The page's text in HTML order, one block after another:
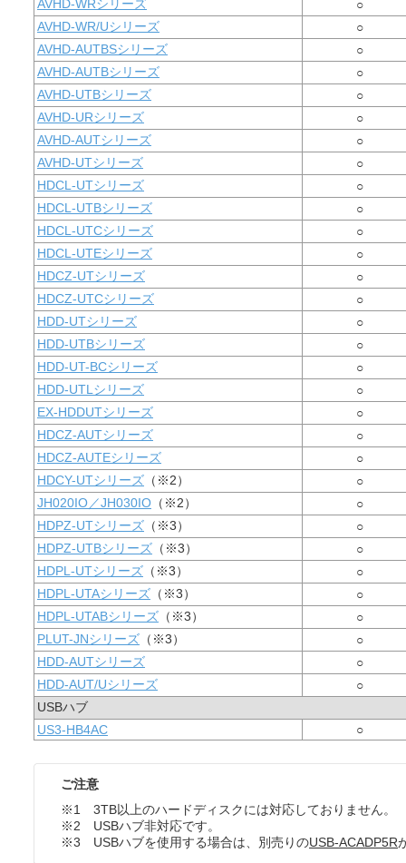
AVHD-WRシリーズ
○
AVHD-WR/Uシリーズ
○
AVHD-AUTBSシリーズ
○
AVHD-AUTBシリーズ
○
AVHD-UTBシリーズ
○
AVHD-URシリーズ
○
AVHD-AUTシリーズ
○
AVHD-UTシリーズ
○
HDCL-UTシリーズ
○
HDCL-UTBシリーズ
○
HDCL-UTCシリーズ
○
HDCL-UTEシリーズ
○
HDCZ-UTシリーズ
○
HDCZ-UTCシリーズ
○
HDD-UTシリーズ
○
HDD-UTBシリーズ
○
HDD-UT-BCシリーズ
○
HDD-UTLシリーズ
○
EX-HDDUTシリーズ
○
HDCZ-AUTシリーズ
○
HDCZ-AUTEシリーズ
○
HDCY-UTシリーズ （※2）
○
JH020IO／JH030IO （※2）
○
HDPZ-UTシリーズ （※3）
○
HDPZ-UTBシリーズ （※3）
○
HDPL-UTシリーズ （※3）
○
HDPL-UTAシリーズ （※3）
○
HDPL-UTABシリーズ （※3）
○
PLUT-JNシリーズ （※3）
○
HDD-AUTシリーズ
○
HDD-AUT/Uシリーズ
○
USBハブ
US3-HB4AC
○
ご注意
※1 3TB以上のハードディスクには対応しておりません。
※2 USBハブ非対応です。
※3 USBハブを使用する場合は、別売りのUSB-ACADP5R